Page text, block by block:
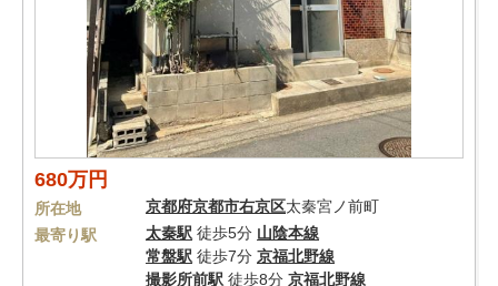
680万円
所在地 京都府京都市右京区太秦宮ノ前町
最寄り駅
太秦駅 徒歩5分 山陰本線
常盤駅 徒歩7分 京福北野線
撮影所前駅 徒歩8分 京福北野線